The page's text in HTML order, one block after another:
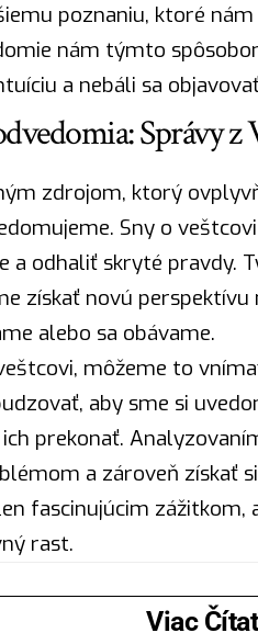
poznaniu, ktoré
nám týmto
a nebáli sa
Správy z
zdrojom, ktorý
Sny o
a odhaliť skryté pravdy.
získať novú perspektívu
alebo sa obávame.
môžeme to
aby sme si
prekonať.
a zároveň získať
fascinujúcim zážitkom,
rast.
Viac